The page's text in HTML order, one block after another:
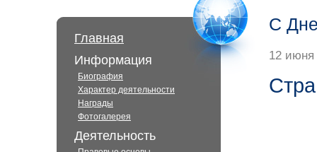
Главная
Информация
Биография
Характер деятельности
Награды
Фотогалерея
Деятельность
С
12 июня